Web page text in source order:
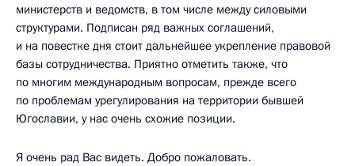
министерств и ведомств, в том числе между силовыми
структурами. Подписан ряд важных соглашений,
и на повестке дня стоит дальнейшее укрепление правовой
базы сотрудничества. Приятно отметить также, что
по многим международным вопросам, прежде всего
по проблемам урегулирования на территории бывшей
Югославии, у нас очень схожие позиции.
Я очень рад Вас видеть. Добро пожаловать.